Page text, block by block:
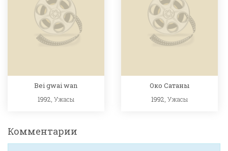
Bei gwai wan
1992, Ужасы
Око Сатаны
1992,Ужасы
Комментарии